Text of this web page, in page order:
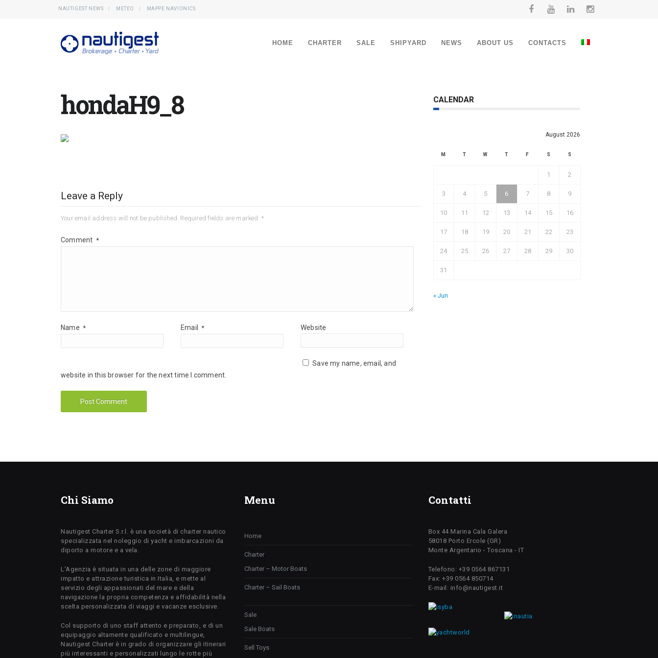
NAUTIGEST NEWS METEO MAPPE NAVIONICS
HOME CHARTER SALE SHIPYARD NEWS ABOUT US CONTACTS
hondaH9_8
Leave a Reply
Your email address will not be published. Required fields are marked *
Comment *
Name * Email * Website
Save my name, email, and
website in this browser for the next time I comment.
CALENDAR
August 2026
M T W T F S S
1 2
3 4 5 6 7 8 9
10 11 12 13 14 15 16
17 18 19 20 21 22 23
24 25 26 27 28 29 30
31
« Jun
Chi Siamo
Nautigest Charter S.r.l. è una società di charter nautico
specializzata nel noleggio di yacht e imbarcazioni da
diporto a motore e a vela.
L’Agenzia è situata in una delle zone di maggiore
impatto e attrazione turistica in Italia, e mette al
servizio degli appassionati del mare e della
navigazione la propria competenza e affidabilità nella
scelta personalizzata di viaggi e vacanze esclusive.
Col supporto di uno staff attento e preparato, e di un
equipaggio altamente qualificato e multilingue,
Nautigest Charter è in grado di organizzare gli itinerari
più interessanti e personalizzati lungo le rotte più
Menu
Home
Charter
Charter – Motor Boats
Charter – Sail Boats
Sale
Sale Boats
Sell Toys
Contatti
Box 44 Marina Cala Galera
58018 Porto Ercole (GR)
Monte Argentario - Toscana - IT
Telefono: +39 0564 867131
Fax: +39 0564 850714
E-mail: info@nautigest.it